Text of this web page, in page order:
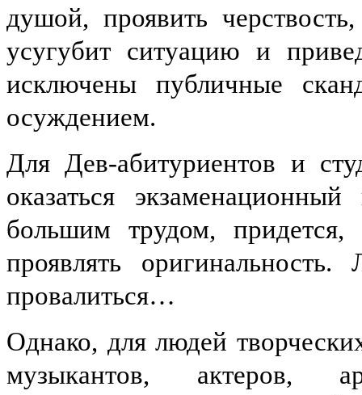
душой, проявить
усугубит ситуацию и
исключены публичные
осуждением.
Для Дев-абитуриентов и
оказаться
большим трудом, придется,
проявлять
провалиться…
Однако, для людей
музыкантов, актеров,